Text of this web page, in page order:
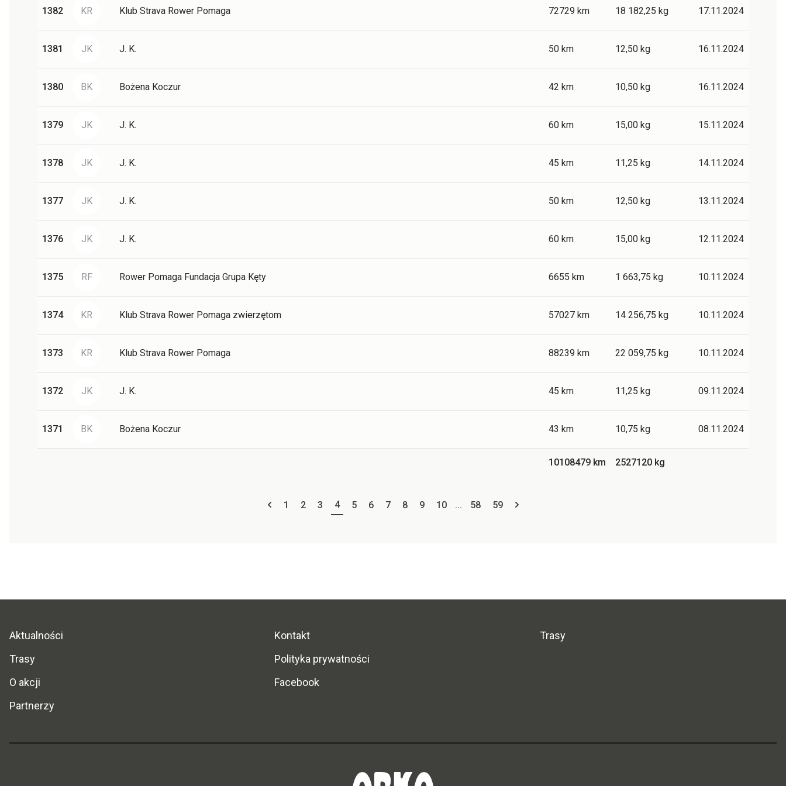
1382 KR Klub Strava Rower Pomaga 72729 km 18 182,25 kg 17.11.2024
1381 JK J. K. 50 km 12,50 kg 16.11.2024
1380 BK Bożena Koczur 42 km 10,50 kg 16.11.2024
1379 JK J. K. 60 km 15,00 kg 15.11.2024
1378 JK J. K. 45 km 11,25 kg 14.11.2024
1377 JK J. K. 50 km 12,50 kg 13.11.2024
1376 JK J. K. 60 km 15,00 kg 12.11.2024
1375 RF Rower Pomaga Fundacja Grupa Kęty 6655 km 1 663,75 kg 10.11.2024
1374 KR Klub Strava Rower Pomaga zwierzętom 57027 km 14 256,75 kg 10.11.2024
1373 KR Klub Strava Rower Pomaga 88239 km 22 059,75 kg 10.11.2024
1372 JK J. K. 45 km 11,25 kg 09.11.2024
1371 BK Bożena Koczur 43 km 10,75 kg 08.11.2024
10108479 km 2527120 kg
1 2 3 4 5 6 7 8 9 10 ... 58 59
Aktualności
Trasy
O akcji
Partnerzy
Kontakt
Polityka prywatności
Facebook
Trasy